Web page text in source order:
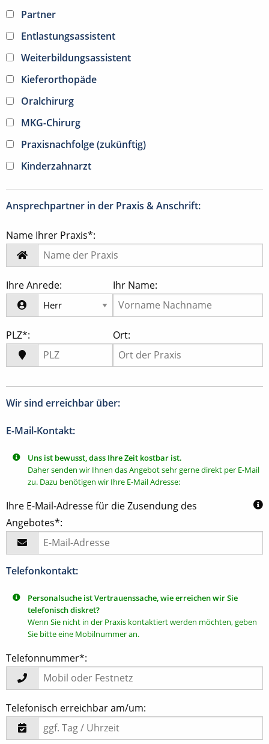
Partner
Entlastungsassistent
Weiterbildungsassistent
Kieferorthopäde
Oralchirurg
MKG-Chirurg
Praxisnachfolge (zukünftig)
Kinderzahnarzt
Ansprechpartner in der Praxis & Anschrift:
Name Ihrer Praxis*:
Ihre Anrede: Ihr Name:
PLZ*: Ort:
Wir sind erreichbar über:
E-Mail-Kontakt:
Uns ist bewusst, dass Ihre Zeit kostbar ist.
Daher senden wir Ihnen das Angebot sehr gerne direkt per E-Mail
zu. Dazu benötigen wir Ihre E-Mail Adresse:
Ihre E-Mail-Adresse für die Zusendung des
Angebotes*:
Telefonkontakt:
Personalsuche ist Vertrauenssache, wie erreichen wir Sie
telefonisch diskret?
Wenn Sie nicht in der Praxis kontaktiert werden möchten, geben
Sie bitte eine Mobilnummer an.
Telefonnummer*:
Telefonisch erreichbar am/um: